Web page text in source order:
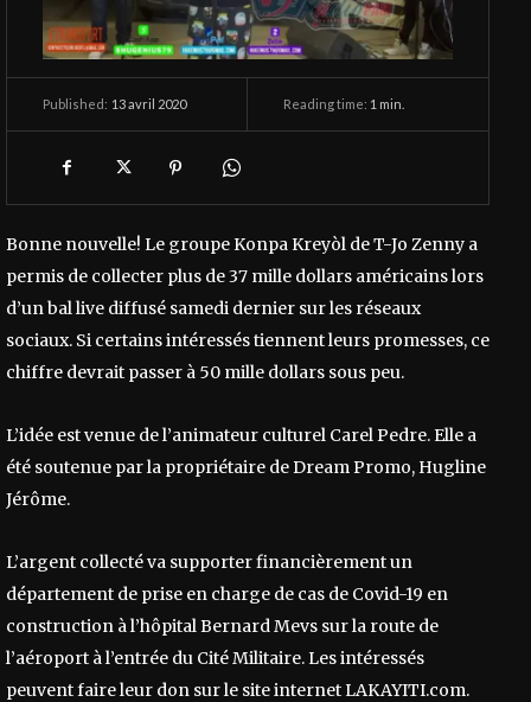
Published: 13 avril 2020 Reading time: 1 min.
Bonne nouvelle! Le groupe Konpa Kreyòl de T-Jo Zenny a
permis de collecter plus de 37 mille dollars américains lors
d’un bal live diffusé samedi dernier sur les réseaux
sociaux. Si certains intéressés tiennent leurs promesses, ce
chiffre devrait passer à 50 mille dollars sous peu.
L’idée est venue de l’animateur culturel Carel Pedre. Elle a
été soutenue par la propriétaire de Dream Promo, Hugline
Jérôme.
L’argent collecté va supporter financièrement un
département de prise en charge de cas de Covid-19 en
construction à l’hôpital Bernard Mevs sur la route de
l’aéroport à l’entrée du Cité Militaire. Les intéressés
peuvent faire leur don sur le site internet LAKAYITI.com.